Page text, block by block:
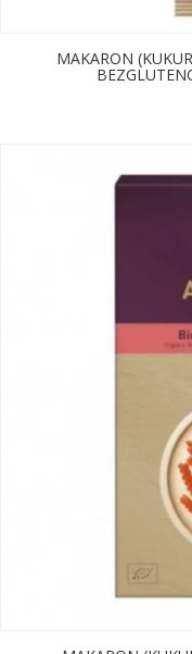
MAKARON